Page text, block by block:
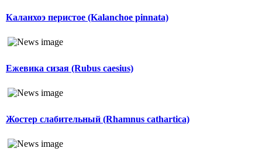
Каланхоэ перистое (Kalanchoe pinnata)
Ежевика сизая (Rubus caesius)
Жостер слабительный (Rhamnus cathartica)